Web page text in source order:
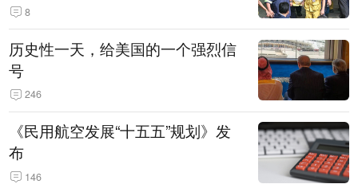
8
历史性一天，给美国的一个强烈信
号
246
《民用航空发展“十五五”规划》发
布
146